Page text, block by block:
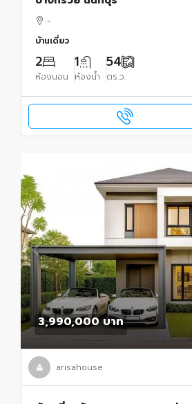
-
บ้านเดี่ยว
2
ห้องนอน
1
ห้องน้ำ
54
ตร.ว.
3,990,000 บาท
arisahouse